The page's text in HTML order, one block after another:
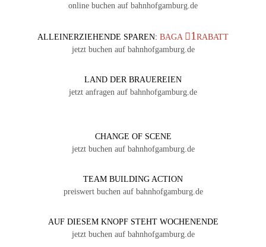
online buchen auf bahnhofgamburg.de
ALLEINERZIEHENDE SPAREN: BAGA 1RABATT
jetzt buchen auf bahnhofgamburg.de
LAND DER BRAUEREIEN
jetzt anfragen auf bahnhofgamburg.de
CHANGE OF SCENE
jetzt buchen auf bahnhofgamburg.de
TEAM BUILDING ACTION
preiswert buchen auf bahnhofgamburg.de
AUF DIESEM KNOPF STEHT WOCHENENDE
jetzt buchen auf bahnhofgamburg.de